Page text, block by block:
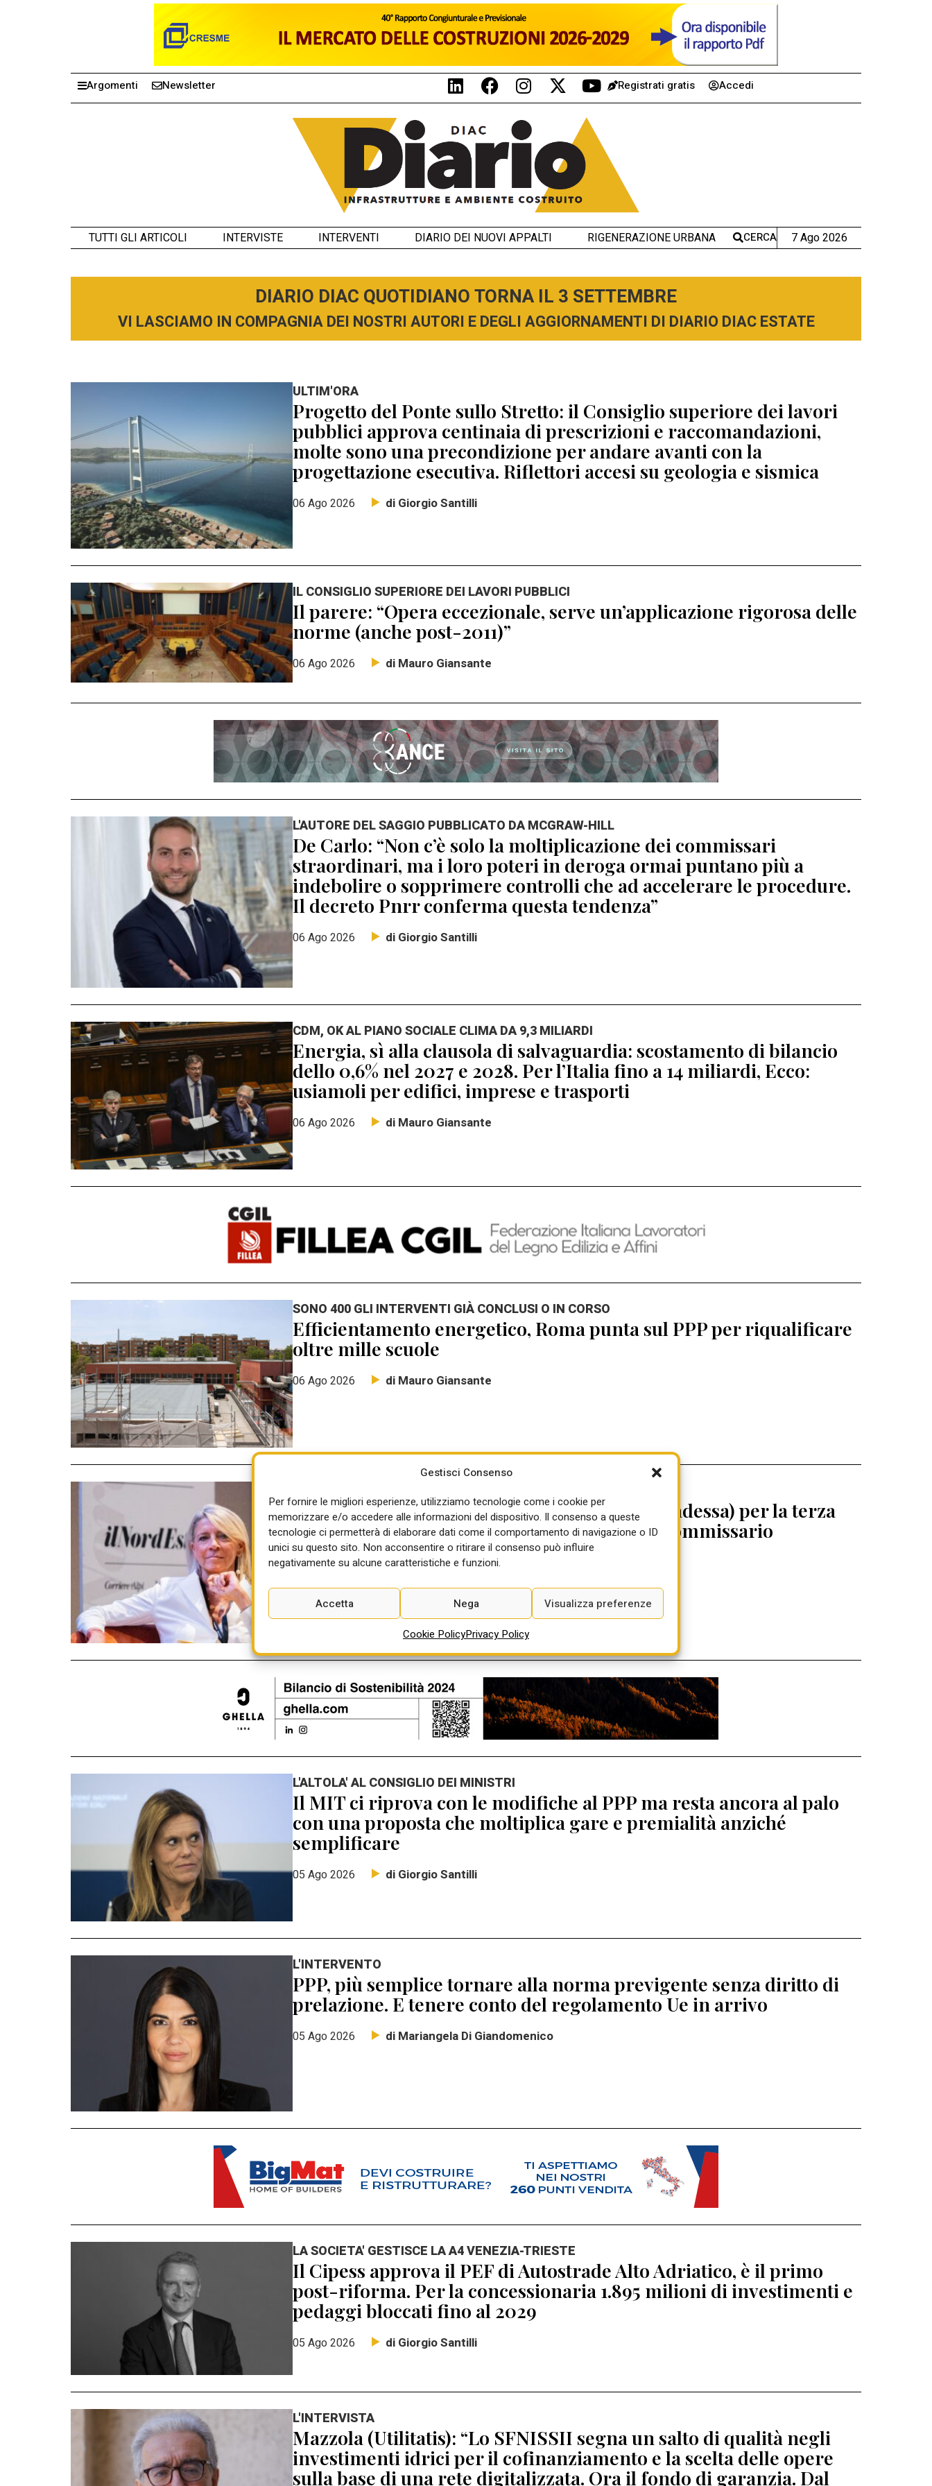
Gestisci Consenso
Per fornire le migliori esperienze, utilizziamo tecnologie come i cookie per
memorizzare e/o accedere alle informazioni del dispositivo. Il consenso a queste
tecnologie ci permetterà di elaborare dati come il comportamento di navigazione o ID
unici su questo sito. Non acconsentire o ritirare il consenso può influire
negativamente su alcune caratteristiche e funzioni.
Accetta Nega Visualizza preferenze
Cookie PolicyPrivacy Policy
Argomenti Newsletter Registrati gratis Accedi
TUTTI GLI ARTICOLI INTERVISTE INTERVENTI DIARIO DEI NUOVI APPALTI RIGENERAZIONE URBANA CERCA 7 Ago 2026
DIARIO DIAC QUOTIDIANO TORNA IL 3 SETTEMBRE
VI LASCIAMO IN COMPAGNIA DEI NOSTRI AUTORI E DEGLI AGGIORNAMENTI DI DIARIO DIAC ESTATE
ULTIM'ORA
Progetto del Ponte sullo Stretto: il Consiglio superiore dei lavori
pubblici approva centinaia di prescrizioni e raccomandazioni,
molte sono una precondizione per andare avanti con la
progettazione esecutiva. Riflettori accesi su geologia e sismica
06 Ago 2026 di Giorgio Santilli
IL CONSIGLIO SUPERIORE DEI LAVORI PUBBLICI
Il parere: “Opera eccezionale, serve un’applicazione rigorosa delle
norme (anche post-2011)”
06 Ago 2026 di Mauro Giansante
L'AUTORE DEL SAGGIO PUBBLICATO DA MCGRAW-HILL
De Carlo: “Non c’è solo la moltiplicazione dei commissari
straordinari, ma i loro poteri in deroga ormai puntano più a
indebolire o sopprimere controlli che ad accelerare le procedure.
Il decreto Pnrr conferma questa tendenza”
06 Ago 2026 di Giorgio Santilli
CDM, OK AL PIANO SOCIALE CLIMA DA 9,3 MILIARDI
Energia, sì alla clausola di salvaguardia: scostamento di bilancio
dello 0,6% nel 2027 e 2028. Per l’Italia fino a 14 miliardi, Ecco:
usiamoli per edifici, imprese e trasporti
06 Ago 2026 di Mauro Giansante
SONO 400 GLI INTERVENTI GIÀ CONCLUSI O IN CORSO
Efficientamento energetico, Roma punta sul PPP per riqualificare
oltre mille scuole
06 Ago 2026 di Mauro Giansante
Parte il programma di ADD Italy Living (Abbadessa) per la terza
gamba del Piano casa: Elisabetta Pellegrini commissario
05 Ago 2026
L'ALTOLA' AL CONSIGLIO DEI MINISTRI
Il MIT ci riprova con le modifiche al PPP ma resta ancora al palo
con una proposta che moltiplica gare e premialità anziché
semplificare
05 Ago 2026 di Giorgio Santilli
L'INTERVENTO
PPP, più semplice tornare alla norma previgente senza diritto di
prelazione. E tenere conto del regolamento Ue in arrivo
05 Ago 2026 di Mariangela Di Giandomenico
LA SOCIETA' GESTISCE LA A4 VENEZIA-TRIESTE
Il Cipess approva il PEF di Autostrade Alto Adriatico, è il primo
post-riforma. Per la concessionaria 1.895 milioni di investimenti e
pedaggi bloccati fino al 2029
05 Ago 2026 di Giorgio Santilli
L'INTERVISTA
Mazzola (Utilitatis): “Lo SFNISSII segna un salto di qualità negli
investimenti idrici per il cofinanziamento e la scelta delle opere
sulla base di una rete digitalizzata. Ora il fondo di garanzia. Dal